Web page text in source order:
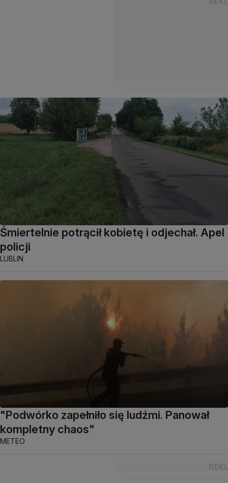
Śmiertelnie potrącił kobietę i odjechał. Apel
policji
LUBLIN
"Podwórko zapełniło się ludźmi. Panował
kompletny chaos"
METEO